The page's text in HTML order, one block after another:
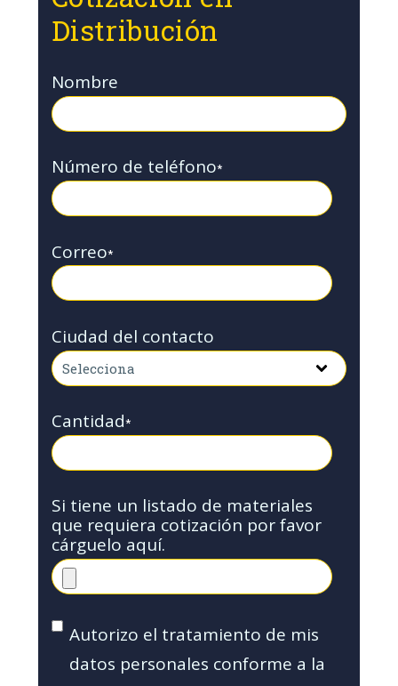
Distribución
Nombre
Número de teléfono*
Correo*
Ciudad del contacto
Cantidad*
Si tiene un listado de materiales
que requiera cotización por favor
cárguelo aquí.
Autorizo el tratamiento de mis
datos personales conforme a la